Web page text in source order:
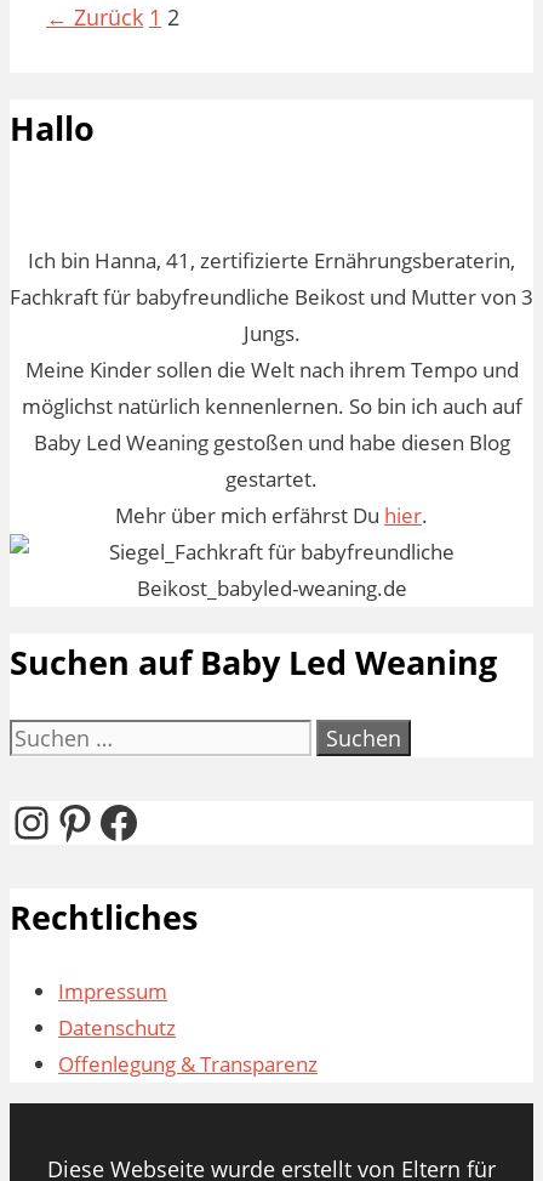
← Zurück Seite
1 Seite
2
Hallo
Ich bin Hanna, 41, zertifizierte Ernährungsberaterin,
Fachkraft für babyfreundliche Beikost und Mutter von 3
Jungs.
Meine Kinder sollen die Welt nach ihrem Tempo und
möglichst natürlich kennenlernen. So bin ich auch auf
Baby Led Weaning gestoßen und habe diesen Blog
gestartet.
Mehr über mich erfährst Du hier.
Suchen auf Baby Led Weaning
Suchen
Instagram
Pinterest
Facebook
Rechtliches
Impressum
Datenschutz
Offenlegung & Transparenz
Diese Webseite wurde erstellt von Eltern für